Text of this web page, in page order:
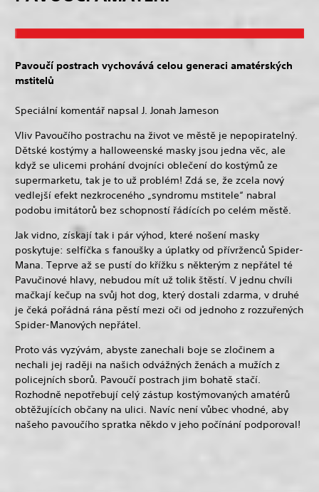
Pavoučí postrach vychovává celou generaci amatérských
mstitelů
Speciální komentář napsal J. Jonah Jameson
Vliv Pavoučího postrachu na život ve městě je nepopiratelný.
Dětské kostýmy a halloweenské masky jsou jedna věc, ale
když se ulicemi prohání dvojníci oblečení do kostýmů ze
supermarketu, tak je to už problém! Zdá se, že zcela nový
vedlejší efekt nezkroceného „syndromu mstitele“ nabral
podobu imitátorů bez schopností řádících po celém městě.
Jak vidno, získají tak i pár výhod, které nošení masky
poskytuje: selfíčka s fanoušky a úplatky od přívrženců Spider-
Mana. Teprve až se pustí do křížku s některým z nepřátel té
Pavučinové hlavy, nebudou mít už tolik štěstí. V jednu chvíli
mačkají kečup na svůj hot dog, který dostali zdarma, v druhé
je čeká pořádná rána pěstí mezi oči od jednoho z rozzuřených
Spider-Manových nepřátel.
Proto vás vyzývám, abyste zanechali boje se zločinem a
nechali jej raději na našich odvážných ženách a mužích z
policejních sborů. Pavoučí postrach jim bohatě stačí.
Rozhodně nepotřebují celý zástup kostýmovaných amatérů
obtěžujících občany na ulici. Navíc není vůbec vhodné, aby
našeho pavoučího spratka někdo v jeho počínání podporoval!